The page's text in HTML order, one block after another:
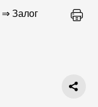
⇒ Залог